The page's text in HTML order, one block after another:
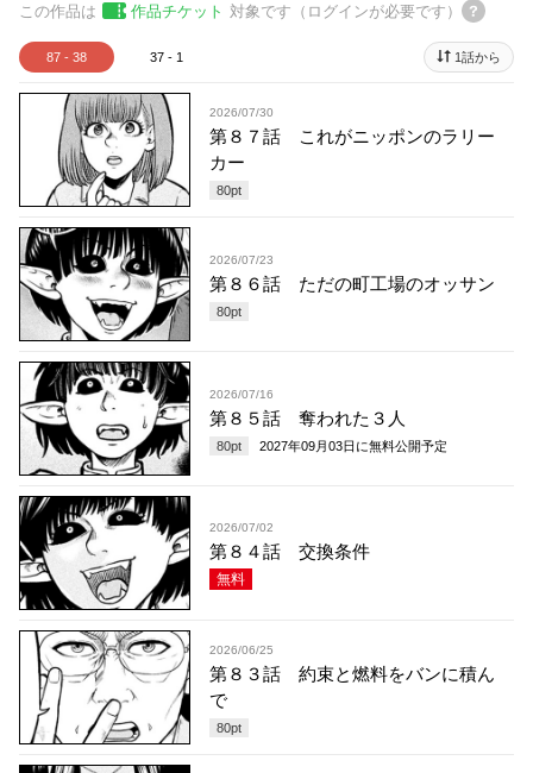
この作品は 作品チケット 対象です（ログインが必要です）
87 - 38 37 - 1 1話から
2026/07/30
第８７話 これがニッポンのラリー
カー
80pt
2026/07/23
第８６話 ただの町工場のオッサン
80pt
2026/07/16
第８５話 奪われた３人
80pt 2027年09月03日 に無料公開予定
2026/07/02
第８４話 交換条件
無料
2026/06/25
第８３話 約束と燃料をバンに積ん
で
80pt